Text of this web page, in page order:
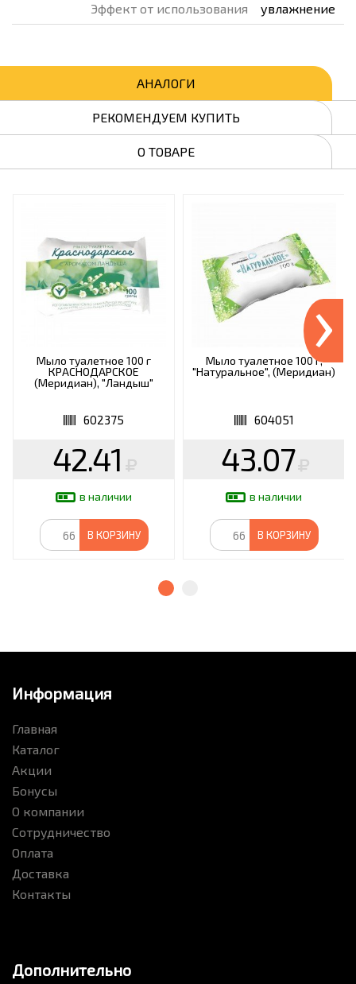
Эффект от использования увлажнение
АНАЛОГИ
РЕКОМЕНДУЕМ КУПИТЬ
О ТОВАРЕ
Мыло туалетное 100 г
КРАСНОДАРСКОЕ
(Меридиан), "Ландыш"
602375
42.41
в наличии
В КОРЗИНУ
Мыло туалетное 100 г,
"Натуральное", (Меридиан)
604051
43.07
в наличии
В КОРЗИНУ
›
Информация
Главная
Каталог
Акции
Бонусы
О компании
Сотрудничество
Оплата
Доставка
Контакты
Дополнительно